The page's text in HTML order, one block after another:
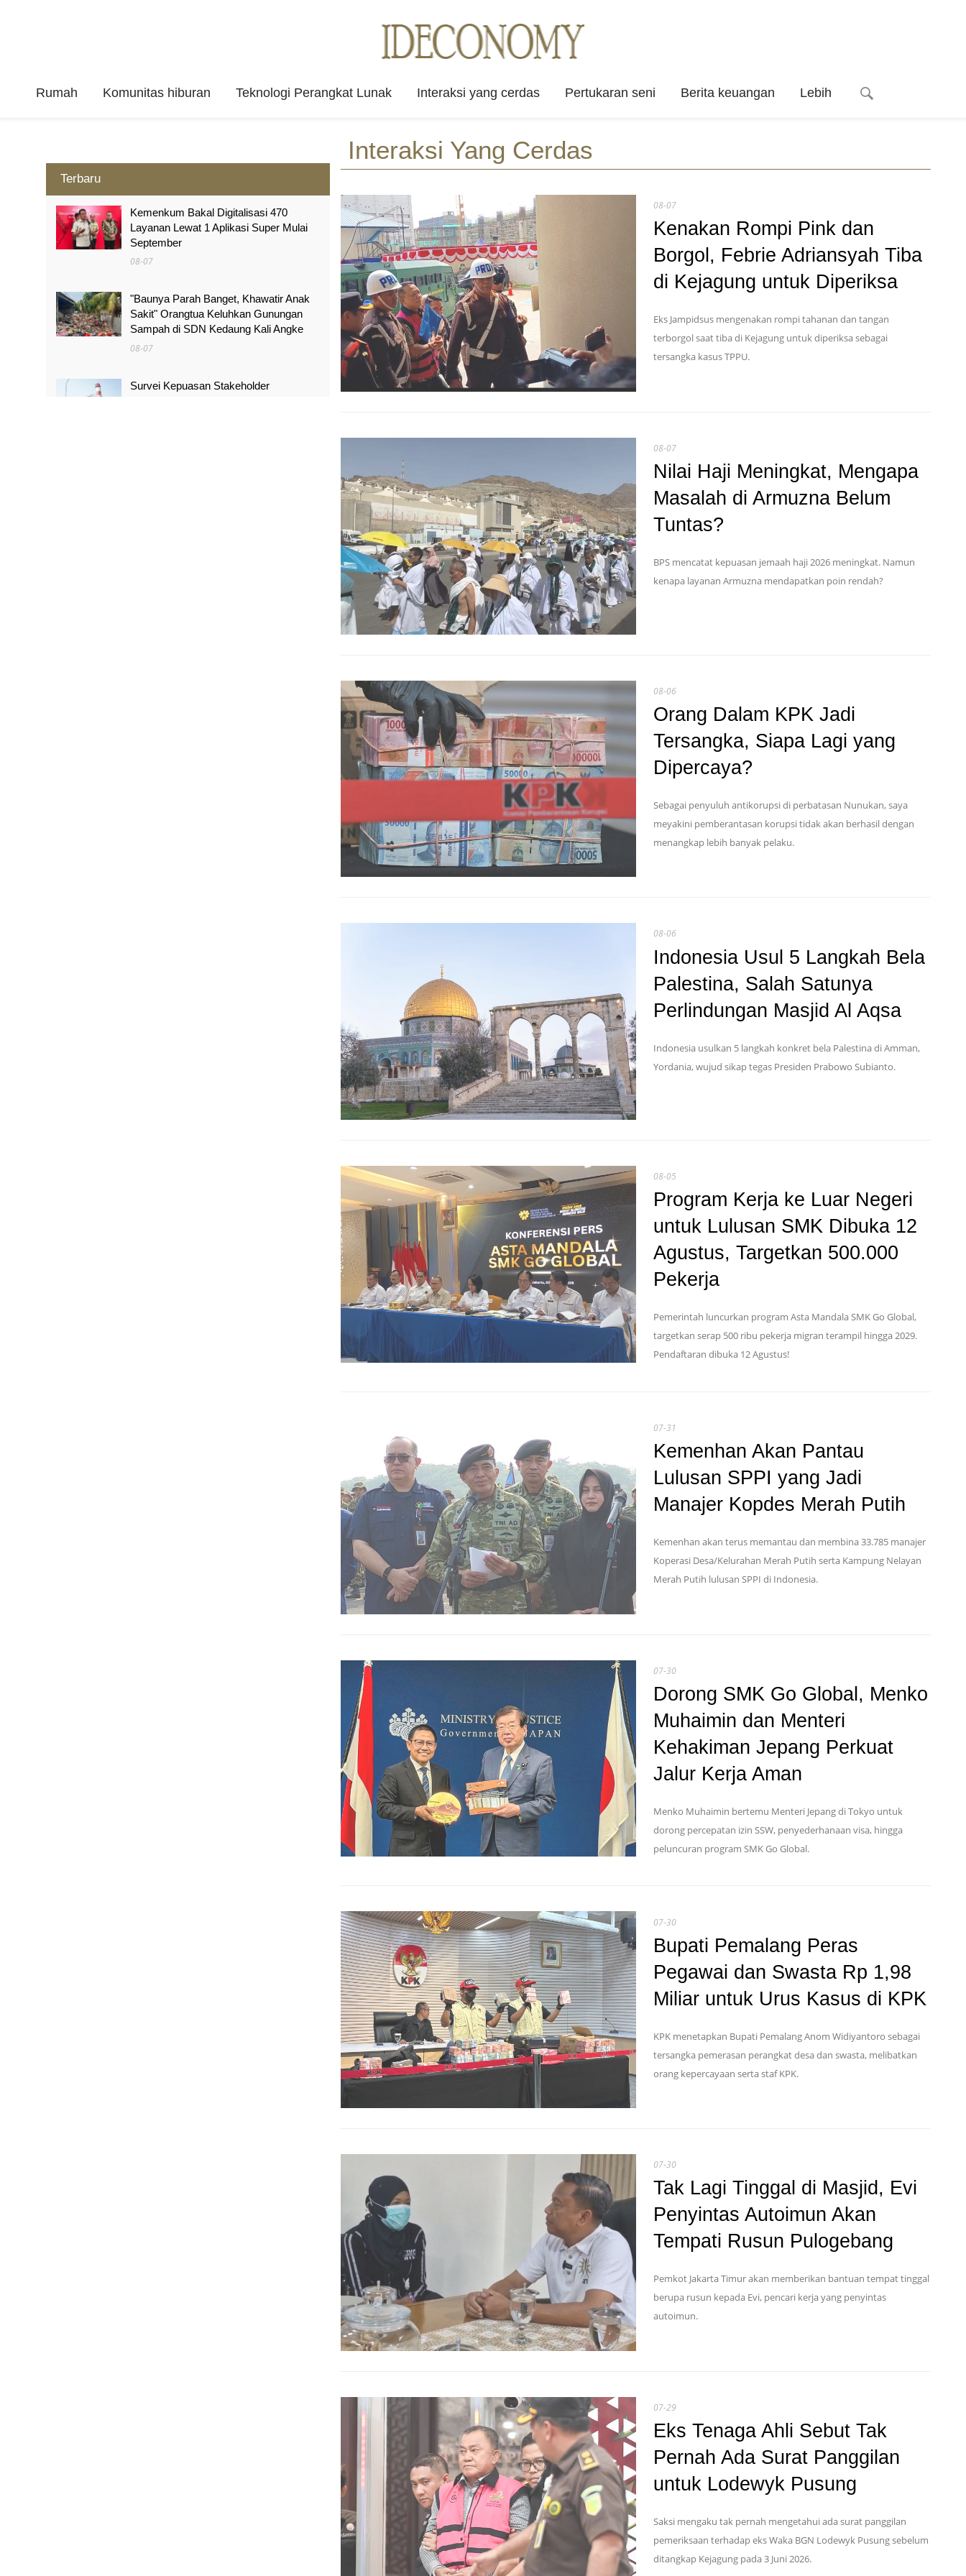
Rumah Komunitas hiburan Teknologi Perangkat Lunak Interaksi yang cerdas Pertukaran seni Berita keuangan Lebih
Terbaru
Kemenkum Bakal Digitalisasi 470
Layanan Lewat 1 Aplikasi Super Mulai
September
08-07
"Baunya Parah Banget, Khawatir Anak
Sakit" Orangtua Keluhkan Gunungan
Sampah di SDN Kedaung Kali Angke
08-07
Survei Kepuasan Stakeholder
Interaksi Yang Cerdas
08-07
Kenakan Rompi Pink dan
Borgol, Febrie Adriansyah Tiba
di Kejagung untuk Diperiksa
Eks Jampidsus mengenakan rompi tahanan dan tangan
terborgol saat tiba di Kejagung untuk diperiksa sebagai
tersangka kasus TPPU.
08-07
Nilai Haji Meningkat, Mengapa
Masalah di Armuzna Belum
Tuntas?
BPS mencatat kepuasan jemaah haji 2026 meningkat. Namun
kenapa layanan Armuzna mendapatkan poin rendah?
08-06
Orang Dalam KPK Jadi
Tersangka, Siapa Lagi yang
Dipercaya?
Sebagai penyuluh antikorupsi di perbatasan Nunukan, saya
meyakini pemberantasan korupsi tidak akan berhasil dengan
menangkap lebih banyak pelaku.
08-06
Indonesia Usul 5 Langkah Bela
Palestina, Salah Satunya
Perlindungan Masjid Al Aqsa
Indonesia usulkan 5 langkah konkret bela Palestina di Amman,
Yordania, wujud sikap tegas Presiden Prabowo Subianto.
08-05
Program Kerja ke Luar Negeri
untuk Lulusan SMK Dibuka 12
Agustus, Targetkan 500.000
Pekerja
Pemerintah luncurkan program Asta Mandala SMK Go Global,
targetkan serap 500 ribu pekerja migran terampil hingga 2029.
Pendaftaran dibuka 12 Agustus!
07-31
Kemenhan Akan Pantau
Lulusan SPPI yang Jadi
Manajer Kopdes Merah Putih
Kemenhan akan terus memantau dan membina 33.785 manajer
Koperasi Desa/Kelurahan Merah Putih serta Kampung Nelayan
Merah Putih lulusan SPPI di Indonesia.
07-30
Dorong SMK Go Global, Menko
Muhaimin dan Menteri
Kehakiman Jepang Perkuat
Jalur Kerja Aman
Menko Muhaimin bertemu Menteri Jepang di Tokyo untuk
dorong percepatan izin SSW, penyederhanaan visa, hingga
peluncuran program SMK Go Global.
07-30
Bupati Pemalang Peras
Pegawai dan Swasta Rp 1,98
Miliar untuk Urus Kasus di KPK
KPK menetapkan Bupati Pemalang Anom Widiyantoro sebagai
tersangka pemerasan perangkat desa dan swasta, melibatkan
orang kepercayaan serta staf KPK.
07-30
Tak Lagi Tinggal di Masjid, Evi
Penyintas Autoimun Akan
Tempati Rusun Pulogebang
Pemkot Jakarta Timur akan memberikan bantuan tempat tinggal
berupa rusun kepada Evi, pencari kerja yang penyintas
autoimun.
07-29
Eks Tenaga Ahli Sebut Tak
Pernah Ada Surat Panggilan
untuk Lodewyk Pusung
Saksi mengaku tak pernah mengetahui ada surat panggilan
pemeriksaan terhadap eks Waka BGN Lodewyk Pusung sebelum
ditangkap Kejagung pada 3 Juni 2026.